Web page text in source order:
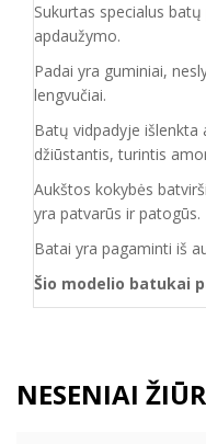
Sukurtas specialus
apdaužymo.
Padai yra guminiai,
lengvučiai.
Batų vidpadyje išlenkta
džiūstantis, turintis
Aukštos kokybės
yra patvarūs ir patogūs.
Batai yra pagaminti iš
Šio modelio batukai
NESENIAI